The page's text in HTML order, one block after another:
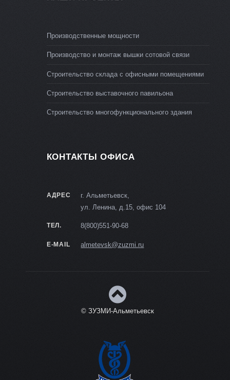
Производственные мощности
Производство и монтаж вышки сотовой связи
Строительство склада с офисными помещениями
Строительство выставочного павильона
Строительство многофункционального здания
КОНТАКТЫ ОФИСА
АДРЕС
г. Альметьевск,
ул. Ленина, д.15, офис 104
ТЕЛ. 8(800)551-90-68
E-MAIL almetevsk@zuzmi.ru
© ЗУЗМИ-Альметьевск